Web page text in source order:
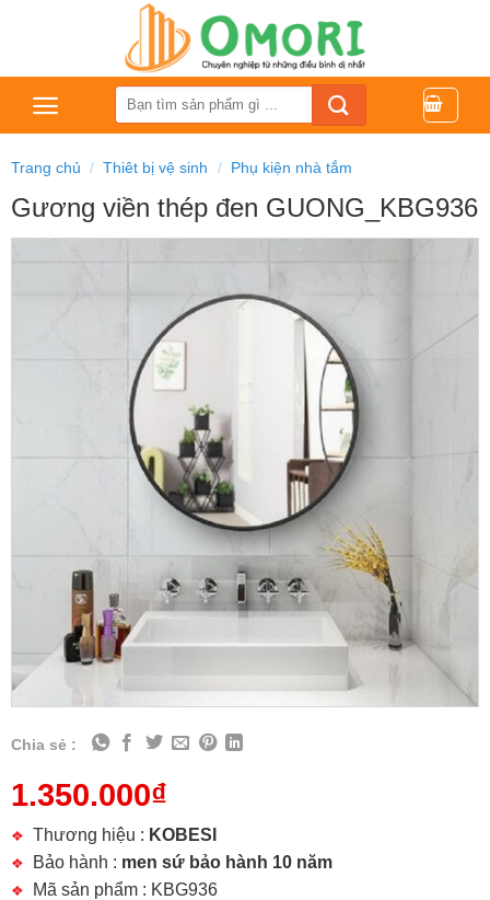
dung
Tìm
kiếm:
Trang chủ / Thiêt bị vệ sinh / Phụ kiện nhà tắm
Gương viền thép đen GUONG_KBG936
Chia sẻ :
1.350.000₫
Thương hiệu : KOBESI
Bảo hành : men sứ bảo hành 10 năm
Mã sản phẩm : KBG936